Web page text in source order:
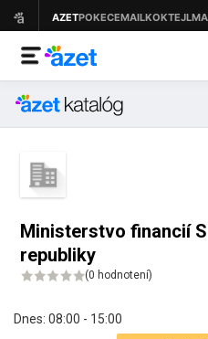
Ministerstvo financií
republiky
(0 hodnotení)
Dnes: 08:00 - 15:00